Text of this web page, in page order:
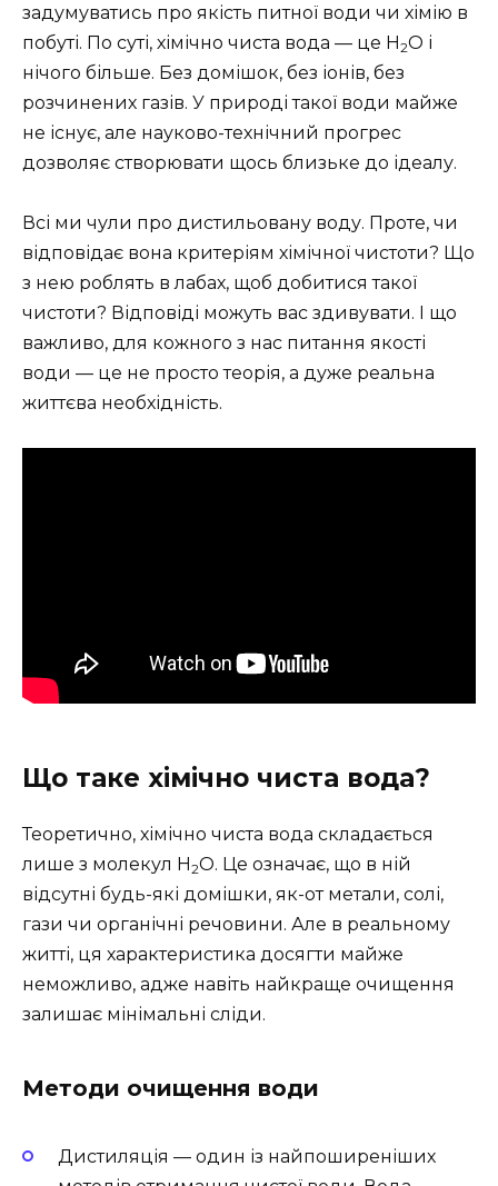
задумуватись про якість питної води чи хімію в
побуті. По суті, хімічно чиста вода — це H2O і
нічого більше. Без домішок, без іонів, без
розчинених газів. У природі такої води майже
не існує, але науково-технічний прогрес
дозволяє створювати щось близьке до ідеалу.
Всі ми чули про дистильовану воду. Проте, чи
відповідає вона критеріям хімічної чистоти? Що
з нею роблять в лабах, щоб добитися такої
чистоти? Відповіді можуть вас здивувати. І що
важливо, для кожного з нас питання якості
води — це не просто теорія, а дуже реальна
життєва необхідність.
Що таке хімічно чиста вода?
Теоретично, хімічно чиста вода складається
лише з молекул H2O. Це означає, що в ній
відсутні будь-які домішки, як-от метали, солі,
гази чи органічні речовини. Але в реальному
житті, ця характеристика досягти майже
неможливо, адже навіть найкраще очищення
залишає мінімальні сліди.
Методи очищення води
Дистиляція — один із найпоширеніших